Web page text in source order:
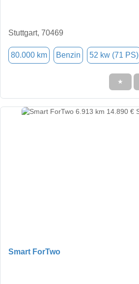
Stuttgart, 70469
80.000 km Benzin 52 kw (71 PS)
★
Smart ForTwo